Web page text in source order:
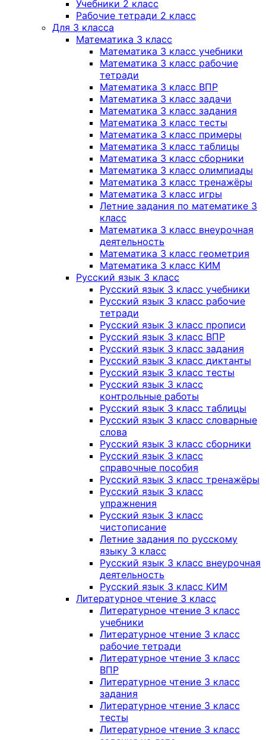
Учебники 2 класс
Рабочие тетради 2 класс
Для 3 класса
Математика 3 класс
Математика 3 класс учебники
Математика 3 класс рабочие
тетради
Математика 3 класс ВПР
Математика 3 класс задачи
Математика 3 класс задания
Математика 3 класс тесты
Математика 3 класс примеры
Математика 3 класс таблицы
Математика 3 класс сборники
Математика 3 класс олимпиады
Математика 3 класс тренажёры
Математика 3 класс игры
Летние задания по математике 3
класс
Математика 3 класс внеурочная
деятельность
Математика 3 класс геометрия
Математика 3 класс КИМ
Русский язык 3 класс
Русский язык 3 класс учебники
Русский язык 3 класс рабочие
тетради
Русский язык 3 класс прописи
Русский язык 3 класс ВПР
Русский язык 3 класс задания
Русский язык 3 класс диктанты
Русский язык 3 класс тесты
Русский язык 3 класс
контрольные работы
Русский язык 3 класс таблицы
Русский язык 3 класс словарные
слова
Русский язык 3 класс сборники
Русский язык 3 класс
справочные пособия
Русский язык 3 класс тренажёры
Русский язык 3 класс
упражнения
Русский язык 3 класс
чистописание
Летние задания по русскому
языку 3 класс
Русский язык 3 класс внеурочная
деятельность
Русский язык 3 класс КИМ
Литературное чтение 3 класс
Литературное чтение 3 класс
учебники
Литературное чтение 3 класс
рабочие тетради
Литературное чтение 3 класс
ВПР
Литературное чтение 3 класс
задания
Литературное чтение 3 класс
тесты
Литературное чтение 3 класс